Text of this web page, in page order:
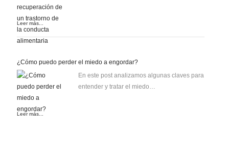
Leer más...
¿Cómo puedo perder el miedo a engordar?
En este post analizamos algunas claves para
entender y tratar el miedo…
Leer más...